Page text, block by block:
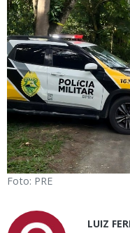
Foto: PRE
LUIZ